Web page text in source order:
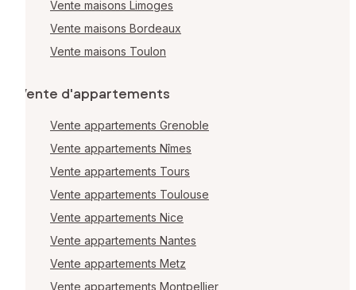
Vente maisons Limoges
Vente maisons Bordeaux
Vente maisons Toulon
Vente d'appartements
Vente appartements Grenoble
Vente appartements Nîmes
Vente appartements Tours
Vente appartements Toulouse
Vente appartements Nice
Vente appartements Nantes
Vente appartements Metz
Vente appartements Montpellier